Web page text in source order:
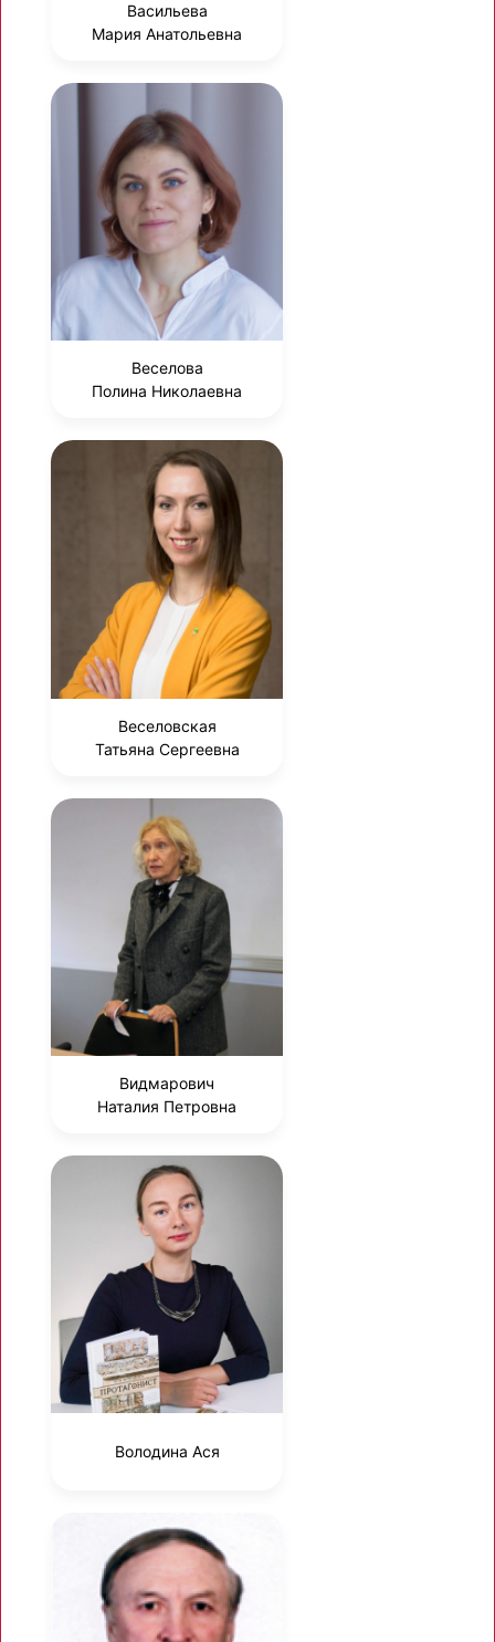
Васильева
Мария Анатольевна
Веселова
Полина Николаевна
Веселовская
Татьяна Сергеевна
Видмарович
Наталия Петровна
Володина Ася